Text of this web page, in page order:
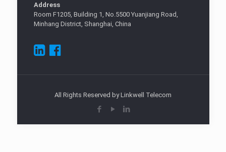
Address
Room F1205, Building 1, No.5500 Yuanjiang Road,
Minhang District, Shanghai, China
All Rights Reserved by Linkwell Telecom